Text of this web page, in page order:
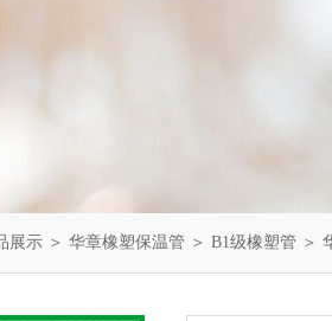
展示 ＞ 华章橡塑保温管 ＞ B1级橡塑管 ＞